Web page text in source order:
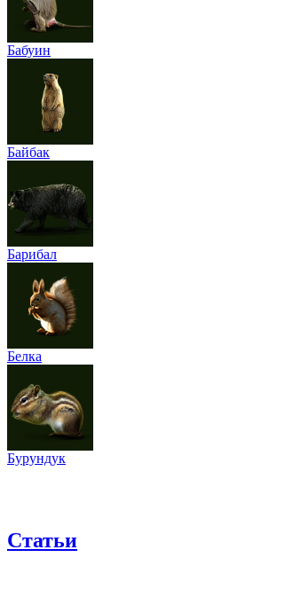
Бабуин
Байбак
Барибал
Белка
Бурундук
Статьи